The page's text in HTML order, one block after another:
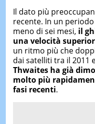
Il dato più
recente. In un
meno di sei mesi, il
una velocità
un ritmo più che
dai satelliti tra il 2011
Thwaites ha già
molto più
fasi recenti.